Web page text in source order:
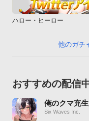
ハロー・ヒーロー
他のガチ
おすすめの配信
俺のクマ充
Six Waves Inc.